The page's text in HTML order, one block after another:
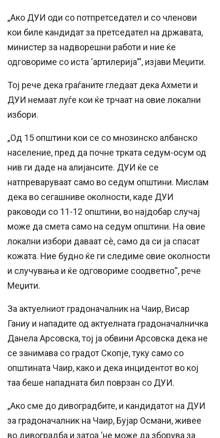
„Ако ДУИ оди со потпретседател и со членови
кои биле кандидат за претседател на државата,
министер за надворешни работи и ние ќе
одговориме со иста ‘артилерија’“, изјави Меџити.
Тој рече дека граѓаните гледаат дека Ахмети и
ДУИ немаат луѓе кои ќе трчаат на овие локални
избори.
„Од 15 општини кои се со мнозинско албанско
население, пред да почне трката седум-осум од
нив ги даде на алијансите. ДУИ ќе се
натпреваруваат само во седум општини. Мислам
дека во сегашниве околности, каде ДУИ
раководи со 11-12 општини, во најдобар случај
може да смета само на седум општини. На овие
локални избори даваат сè, само да си ја спасат
кожата. Ние будно ќе ги следиме овие околности
и случувања и ќе одговориме соодветно“, рече
Меџити.
За актуелниот градоначалник на Чаир, Висар
Ганиу и нападите од актуелната градоначалничка
Данела Арсовска, тој ја обвини Арсовска дека не
се занимава со градот Скопје, туку само со
општината Чаир, како и дека инцидентот во кој
таа беше нападната бил поврзан со ДУИ.
„Ако сме до дивоградбите, и кандидатот на ДУИ
за градоначалник на Чаир, Бујар Османи, живее
во дивоградба и затоа ‘не може да зборува за